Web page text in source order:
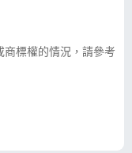
商標權的情況，請參考